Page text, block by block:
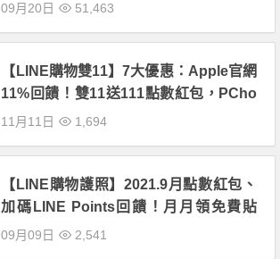
09月20日 51,463
【LINE購物雙11】7大優惠：Apple官網
11%回饋！雙11送111點數紅包，PCho
me、蝦皮老客戶加碼
11月11日 1,694
【LINE購物護照】2021.9月點數紅包、
加碼LINE Points回饋！月月領免費貼
圖、專屬抽獎禮物優惠！
09月09日 2,541